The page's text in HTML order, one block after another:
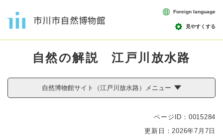
見やすくする
Foreign language
自然の解説 江戸川放水路
自然博物館サイト（江戸川放水路）メニュー
ページID：0015284
更新日：2026年7月7日